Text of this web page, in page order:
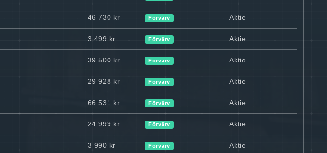
46 730 kr Förvärv Aktie
3 499 kr Förvärv Aktie
39 500 kr Förvärv Aktie
29 928 kr Förvärv Aktie
66 531 kr Förvärv Aktie
24 999 kr Förvärv Aktie
3 990 kr Förvärv Aktie